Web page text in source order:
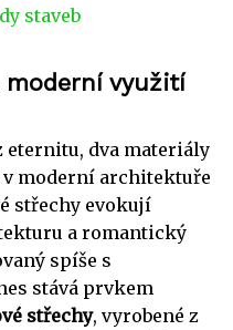
staveb
využití
eternitu, dva materiály
moderní architektuře
střechy evokují
a romantický
spíše s
stává prvkem
střechy, vyrobené z